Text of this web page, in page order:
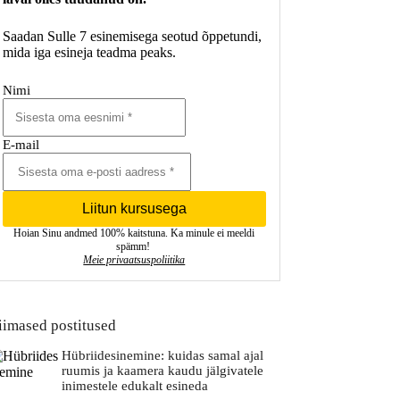
Saadan Sulle 7 esinemisega seotud õppetundi,
mida iga esineja teadma peaks.
Nimi
E-mail
Liitun kursusega
Hoian Sinu andmed 100% kaitstuna. Ka minule ei meeldi
spämm!
Meie privaatsuspoliitika
postitused
Hübriidesinemine: kuidas samal ajal
ruumis ja kaamera kaudu jälgivatele
inimestele edukalt esineda